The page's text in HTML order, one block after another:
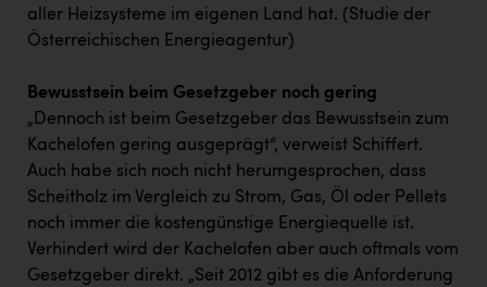
aller Heizsysteme im eigenen Land hat. (Studie der
Österreichischen Energieagentur)
Bewusstsein beim Gesetzgeber noch gering
„Dennoch ist beim Gesetzgeber das Bewusstsein zum
Kachelofen gering ausgeprägt“, verweist Schiffert.
Auch habe sich noch nicht herumgesprochen, dass
Scheitholz im Vergleich zu Strom, Gas, Öl oder Pellets
noch immer die kostengünstige Energiequelle ist.
Verhindert wird der Kachelofen aber auch oftmals vom
Gesetzgeber direkt. „Seit 2012 gibt es die Anforderung